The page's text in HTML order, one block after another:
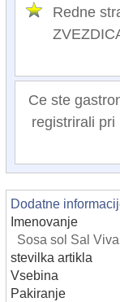
Redne
Ce ste
registrirali
Dodatne
Imenovanje
Sosa sol Sal
stevilka artikla
Vsebina
Pakiranje